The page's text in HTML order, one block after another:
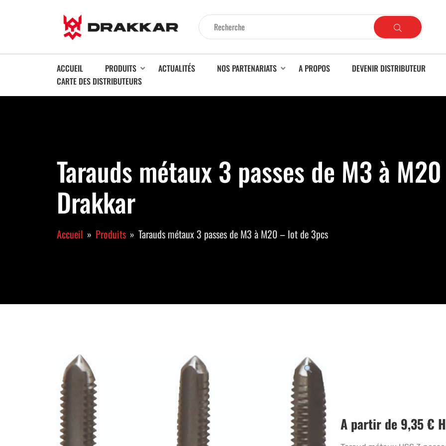
ACCUEIL PRODUITS ACTUALITÉS NOS PARTENARIATS A PROPOS
DEVENIR DISTRIBUTEUR
CARTE DES DISTRIBUTEURS
Tarauds métaux 3 passes de M3 à
Drakkar
Accueil Produits Tarauds métaux 3 passes de M3 à M20 – lot de 3pcs
A partir de 9,35€